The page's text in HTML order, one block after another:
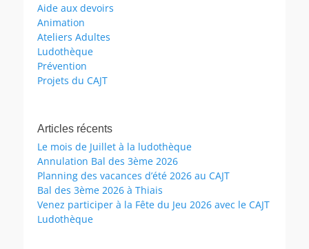
Aide aux devoirs
Animation
Ateliers Adultes
Ludothèque
Prévention
Projets du CAJT
Articles récents
Le mois de Juillet à la ludothèque
Annulation Bal des 3ème 2026
Planning des vacances d’été 2026 au CAJT
Bal des 3ème 2026 à Thiais
Venez participer à la Fête du Jeu 2026 avec le CAJT
Ludothèque